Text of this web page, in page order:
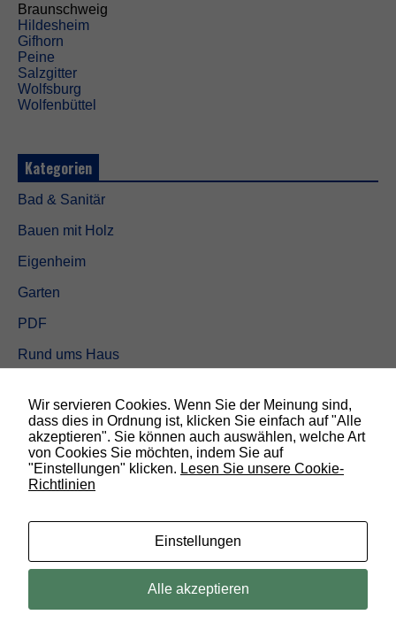
Braunschweig
Hildesheim
Gifhorn
Peine
Salzgitter
Wolfsburg
Wolfenbüttel
Kategorien
Bad & Sanitär
Bauen mit Holz
Eigenheim
Garten
PDF
Rund ums Haus
Sicherheit
SUCHEN
© 2019 Bauland Magazin Braunschweig, Peine & Wolfsburg. All rights
Wir servieren Cookies. Wenn Sie der Meinung sind,
dass dies in Ordnung ist, klicken Sie einfach auf "Alle
akzeptieren". Sie können auch auswählen, welche Art
von Cookies Sie möchten, indem Sie auf
"Einstellungen" klicken. Lesen Sie unsere Cookie-
Richtlinien
Einstellungen
Alle akzeptieren
e
n
i
g